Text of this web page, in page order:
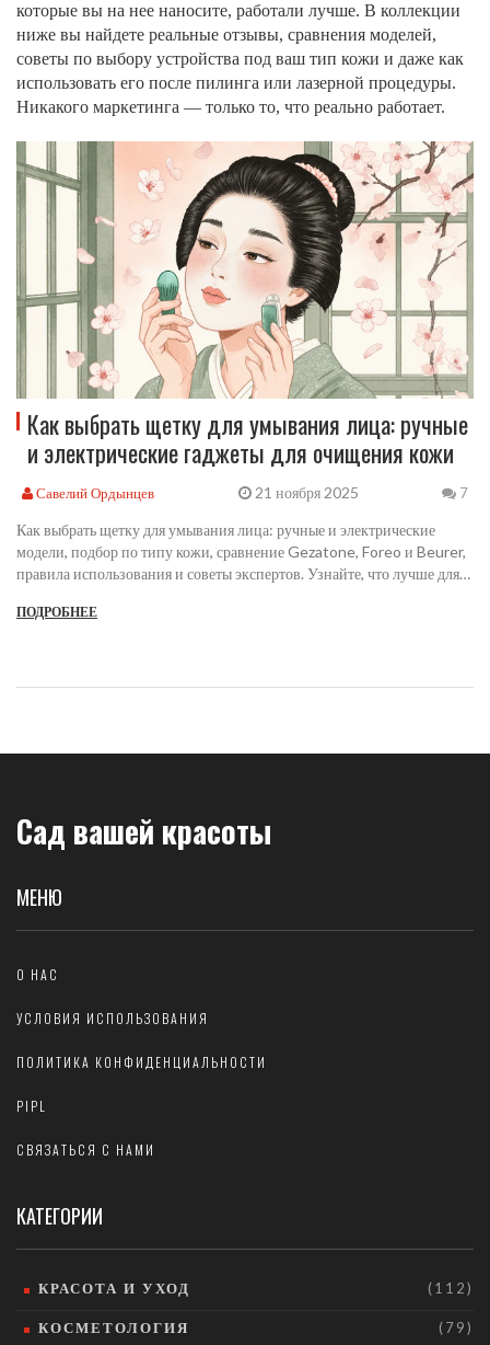
которые вы на нее наносите, работали лучше. В коллекции
ниже вы найдете реальные отзывы, сравнения моделей,
советы по выбору устройства под ваш тип кожи и даже как
использовать его после пилинга или лазерной процедуры.
Никакого маркетинга — только то, что реально работает.
Как выбрать щетку для умывания лица: ручные
и электрические гаджеты для очищения кожи
Савелий Ордынцев 21 ноября 2025 7
Как выбрать щетку для умывания лица: ручные и электрические
модели, подбор по типу кожи, сравнение Gezatone, Foreo и Beurer,
правила использования и советы экспертов. Узнайте, что лучше для
ПОДРОБНЕЕ
Сад вашей красоты
МЕНЮ
О НАС
УСЛОВИЯ ИСПОЛЬЗОВАНИЯ
ПОЛИТИКА КОНФИДЕНЦИАЛЬНОСТИ
PIPL
СВЯЗАТЬСЯ С НАМИ
КАТЕГОРИИ
КРАСОТА И УХОД (112)
КОСМЕТОЛОГИЯ (79)